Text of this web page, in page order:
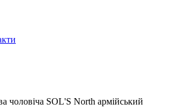
чоловіча SOL'S North армійський